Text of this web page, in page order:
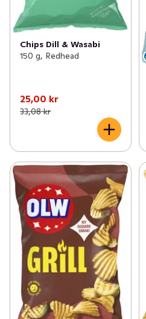
Chips Dill & Wasabi
150 g, Redhead
25,00 kr
33,08 kr